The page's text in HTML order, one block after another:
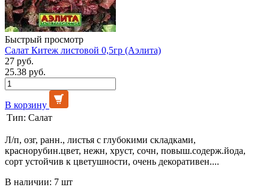
Быстрый просмотр
Салат Китеж листовой 0,5гр (Аэлита)
27 руб.
25.38 руб.
В корзину
Тип: Салат
Л/п, озг, ранн., листья с глубокими складками,
краснорубин.цвет, нежн, хруст, сочн, повыш.содерж.йода,
сорт устойчив к цветушности, очень декоративен....
В наличии: 7 шт